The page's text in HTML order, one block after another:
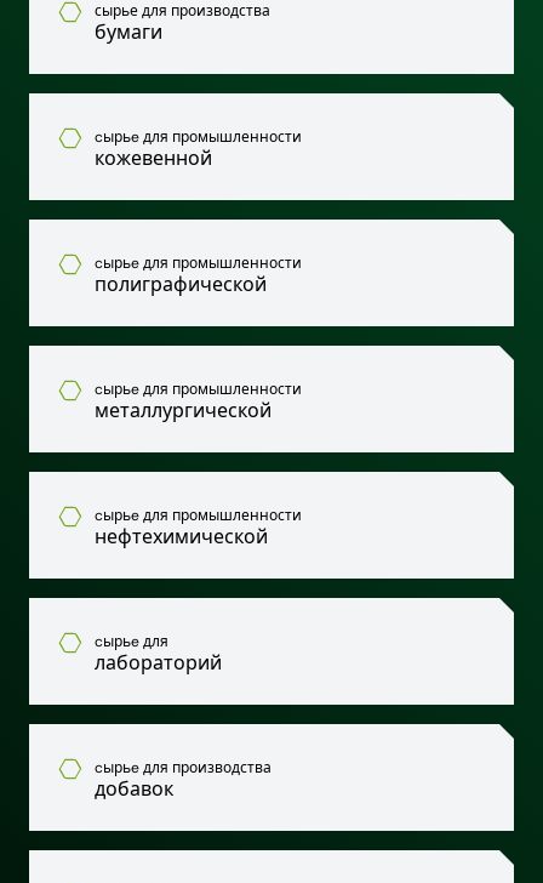
сырье для производства
бумаги
cырьe для промышленности
кожевенной
cырьe для промышленности
полиграфической
cырьe для промышленности
металлургической
cырьe для промышленности
нефтехимической
cырьe для
лабораторий
cырьe для производства
добавок